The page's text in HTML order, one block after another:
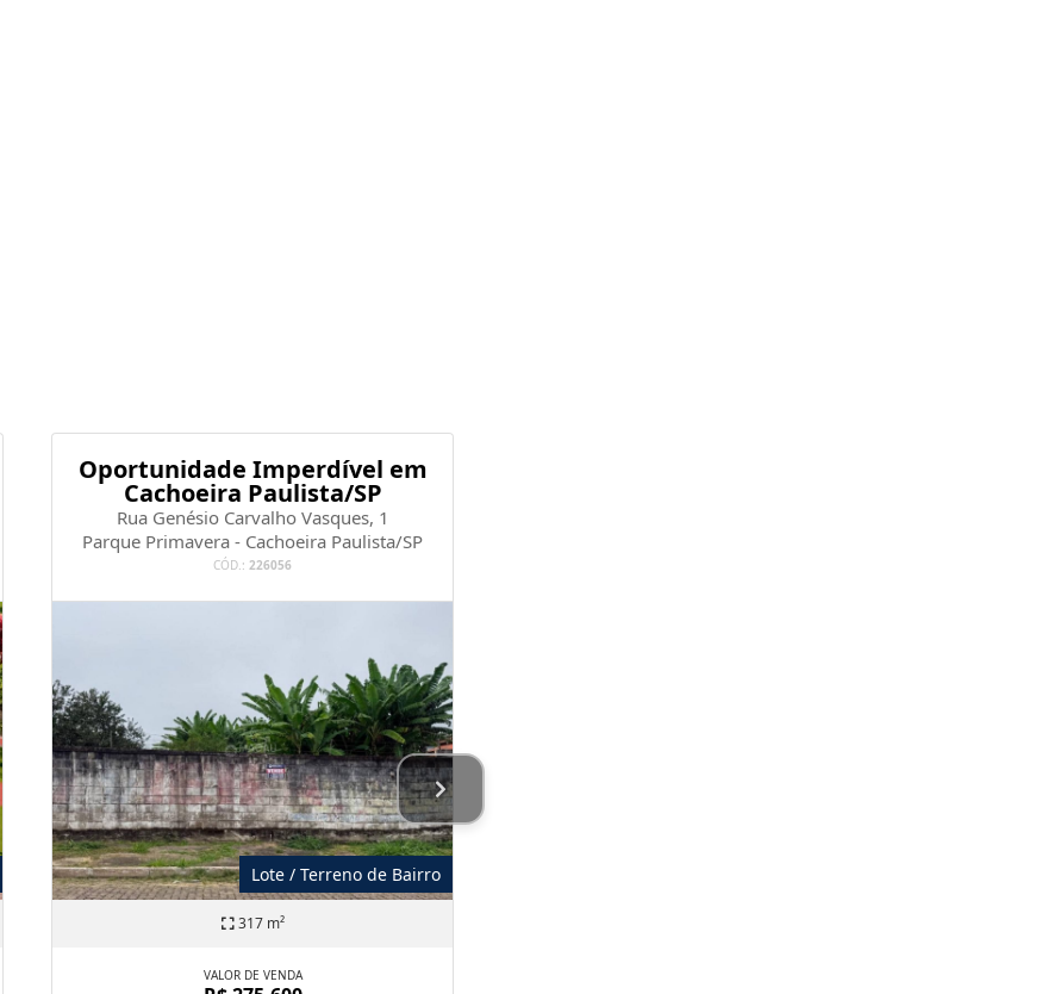
Oportunidade Imperdível em
Cachoeira Paulista/SP
Rua Genésio Carvalho Vasques, 1
Parque Primavera - Cachoeira Paulista/SP
CÓD.: 226056
Lote / Terreno de Bairro
317 m²
VALOR DE VENDA